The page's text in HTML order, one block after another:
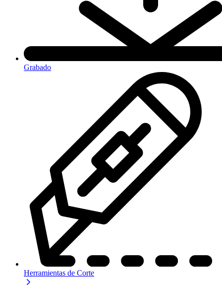
Grabado
Herramientas de Corte